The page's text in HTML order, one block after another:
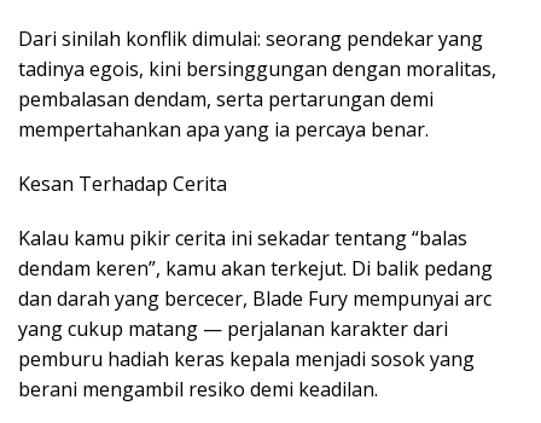
Dari sinilah konflik dimulai: seorang pendekar yang
tadinya egois, kini bersinggungan dengan moralitas,
pembalasan dendam, serta pertarungan demi
mempertahankan apa yang ia percaya benar.
Kesan Terhadap Cerita
Kalau kamu pikir cerita ini sekadar tentang “balas
dendam keren”, kamu akan terkejut. Di balik pedang
dan darah yang bercecer, Blade Fury mempunyai arc
yang cukup matang — perjalanan karakter dari
pemburu hadiah keras kepala menjadi sosok yang
berani mengambil resiko demi keadilan.